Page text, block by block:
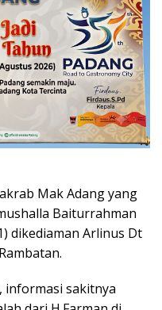
Mak Adang yang
Baiturrahman
dikediaman Arlinus Dt
informasi sakitnya